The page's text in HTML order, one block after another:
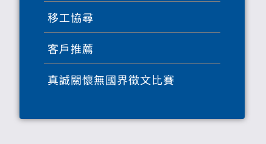
移工協尋
客戶推薦
真誠關懷無國界徵文比賽